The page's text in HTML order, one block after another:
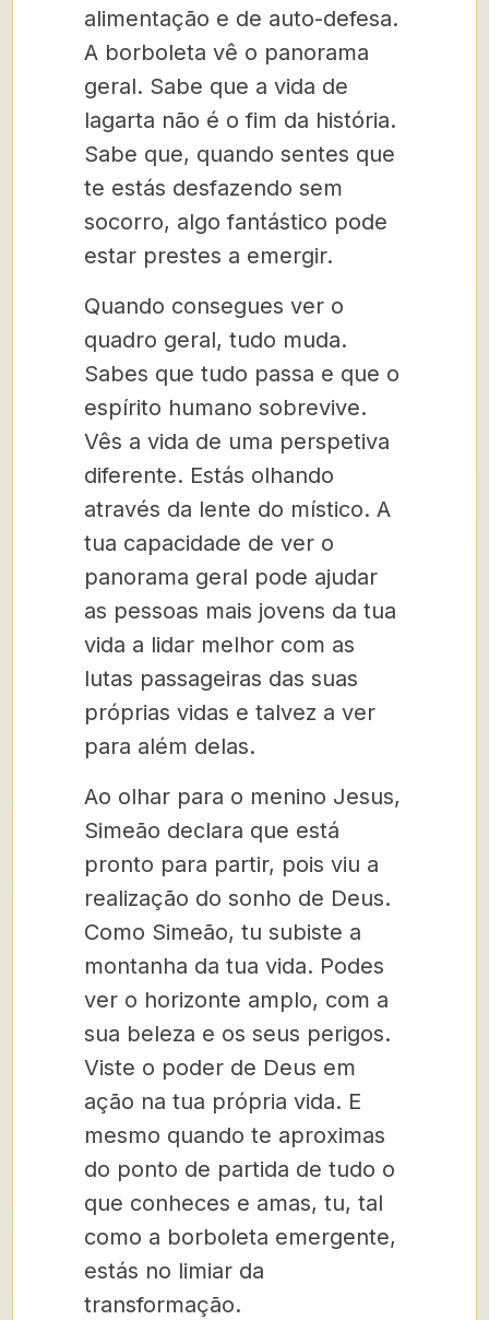
alimentação e de auto-defesa.
A borboleta vê o panorama
geral. Sabe que a vida de
lagarta não é o fim da história.
Sabe que, quando sentes que
te estás desfazendo sem
socorro, algo fantástico pode
estar prestes a emergir.
Quando consegues ver o
quadro geral, tudo muda.
Sabes que tudo passa e que o
espírito humano sobrevive.
Vês a vida de uma perspetiva
diferente. Estás olhando
através da lente do místico. A
tua capacidade de ver o
panorama geral pode ajudar
as pessoas mais jovens da tua
vida a lidar melhor com as
lutas passageiras das suas
próprias vidas e talvez a ver
para além delas.
Ao olhar para o menino Jesus,
Simeão declara que está
pronto para partir, pois viu a
realização do sonho de Deus.
Como Simeão, tu subiste a
montanha da tua vida. Podes
ver o horizonte amplo, com a
sua beleza e os seus perigos.
Viste o poder de Deus em
ação na tua própria vida. E
mesmo quando te aproximas
do ponto de partida de tudo o
que conheces e amas, tu, tal
como a borboleta emergente,
estás no limiar da
transformação.